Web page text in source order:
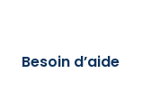
Besoin d’aide